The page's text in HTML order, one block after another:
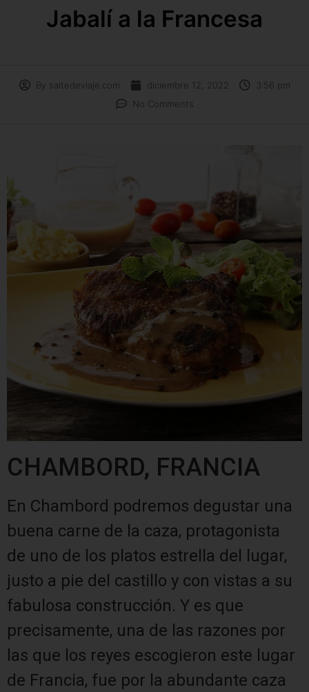
Jabalí a la Francesa
By saltedeviaje.com diciembre 12, 2022
3:56 pm
No Comments
CHAMBORD, FRANCIA
En Chambord podremos degustar una
buena carne de la caza, protagonista
de uno de los platos estrella del lugar,
justo a pie del castillo y con vistas a su
fabulosa construcción. Y es que
precisamente, una de las razones por
las que los reyes escogieron este lugar
de Francia, fue por la abundante caza